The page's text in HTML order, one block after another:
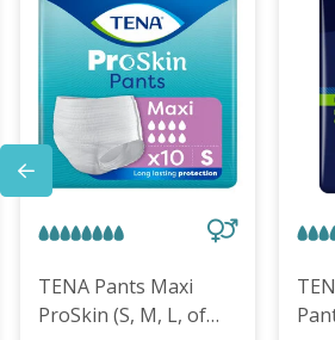
TENA Pants Maxi
ProSkin (S, M, L, of